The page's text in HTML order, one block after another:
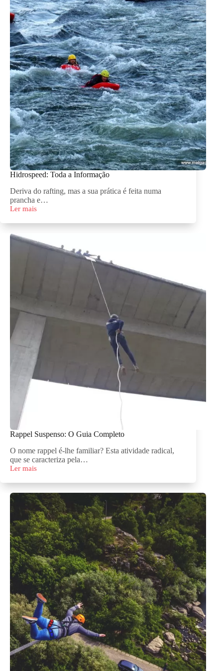
Hidrospeed: Toda a Informação
Deriva do rafting, mas a sua prática é feita numa
prancha e…
Ler mais
Hidrospeed:
Informação
Rappel Suspenso: O Guia Completo
O nome rappel é-lhe familiar? Esta atividade radical,
que se caracteriza pela…
Ler mais
Rappel
Guia
Completo